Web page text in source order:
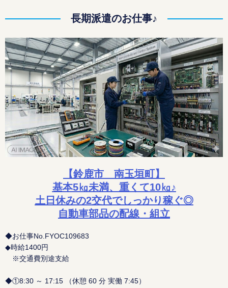
長期派遣のお仕事♪
【鈴鹿市 南玉垣町】
基本5㎏未満、重くて10㎏♪
土日休みの2交代でしっかり稼ぐ◎
自動車部品の配線・組立
◆お仕事No.FYOC109683
◆時給1400円
※交通費別途支給
◆①8:30 ～ 17:15 （休憩 60 分 実働 7:45）